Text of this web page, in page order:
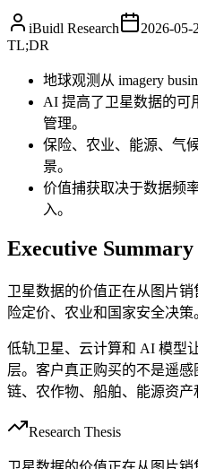
iBuidl Research 2026-05-
TL;DR
地球观测从 imagery
AI 提高了卫星数据的可
管理。
保险、农业、能源、气
景。
价值捕获取决于数据频
入。
Executive Summary
卫星数据的价值正在从图片
险定价、农业和国家安全决策
低轨卫星、云计算和 AI 模型
层。客户真正购买的不是遥
链、农作物、船舶、能源资产
Research Thesis